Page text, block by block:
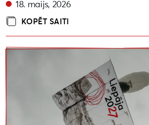
18. maijs, 2026
KOPĒT SAITI